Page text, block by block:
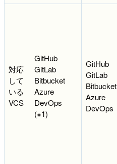
対応
して
いる
VCS
GitHub
GitLab
Bitbucket
Azure
DevOps
(※1)
GitHub
GitLab
Bitbucket
Azure
DevOps